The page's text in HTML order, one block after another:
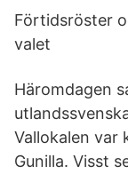
Förtidsröster
valet
Häromdagen
Vallokalen var
Gunilla. Visst